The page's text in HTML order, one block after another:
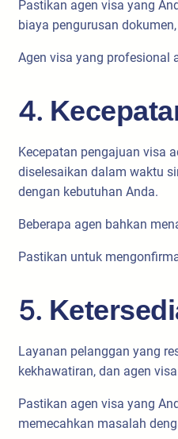
Pastikan agen visa yang
biaya pengurusan
Agen visa yang profesional
4.
Kecepatan pengajuan visa
diselesaikan dalam waktu
dengan kebutuhan Anda.
Beberapa agen bahkan
Pastikan untuk
5.
Layanan pelanggan yang
kekhawatiran, dan agen
Pastikan agen visa yang
memecahkan masalah